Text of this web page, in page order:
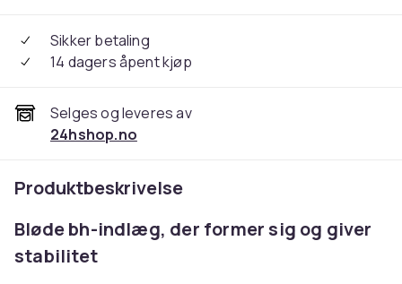
Sikker betaling
14 dagers åpent kjøp
Selges og leveres av
24hshop.no
Produktbeskrivelse
Bløde bh-indlæg, der former sig og giver
stabilitet